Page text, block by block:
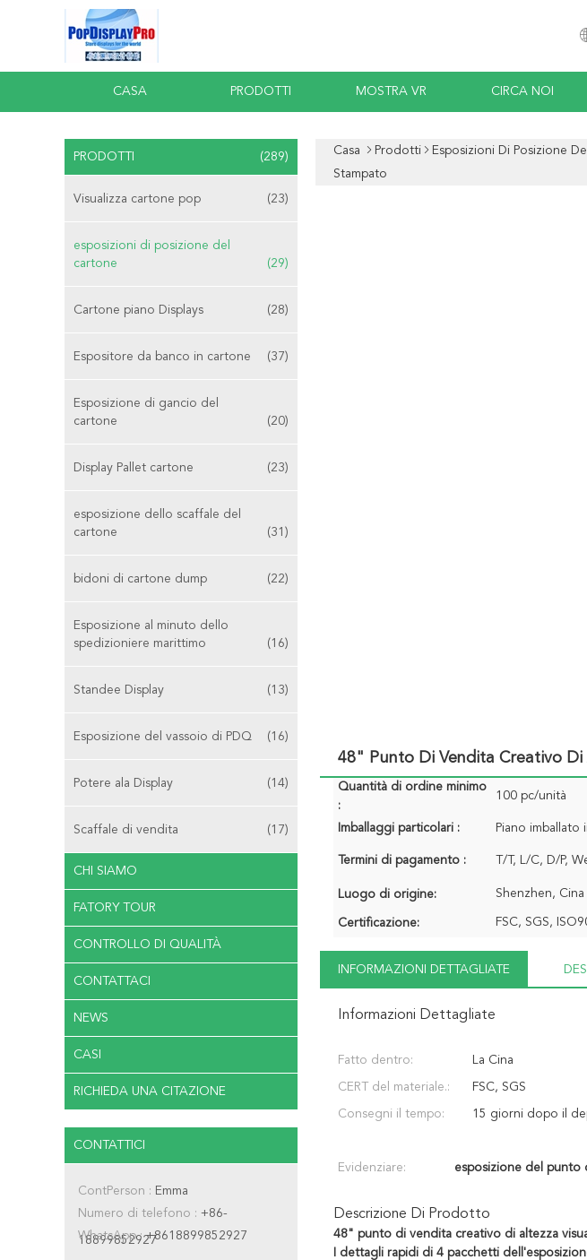
CASA PRODOTTI MOSTRA VR CIRCA NOI
PRODOTTI (289)
Visualizza cartone pop (23)
esposizioni di posizione del
cartone
(29)
Cartone piano Displays (28)
Espositore da banco in cartone (37)
Esposizione di gancio del
cartone
(20)
Display Pallet cartone (23)
esposizione dello scaffale del
cartone
(31)
bidoni di cartone dump (22)
Esposizione al minuto dello
spedizioniere marittimo
(16)
Standee Display (13)
Esposizione del vassoio di PDQ (16)
Potere ala Display (14)
Scaffale di vendita (17)
CHI SIAMO
FATORY TOUR
CONTROLLO DI QUALITÀ
CONTATTACI
NEWS
CASI
RICHIEDA UNA CITAZIONE
CONTATTICI
ContPerson : Emma
Numero di telefono : +86-
18899852927
WhatsApp :+8618899852927
Casa Prodotti Esposizioni Di Posizione
Stampato
48" Punto Di Vendita Creativo
Quantità di ordine minimo
:
100 pc/unità
Imballaggi particolari :
Termini di pagamento : T/T, L/C, D/P,
Luogo di origine: Shenzhen, Cina
Certificazione: FSC, SGS,
INFORMAZIONI DETTAGLIATE
Informazioni Dettagliate
Fatto dentro: La Cina
CERT del materiale.: FSC, SGS
Consegni il tempo: 15 giorni dopo il
Evidenziare: esposizione del punto
Descrizione Di Prodotto
48" punto di vendita creativo di altezza
I dettagli rapidi di 4 pacchetti